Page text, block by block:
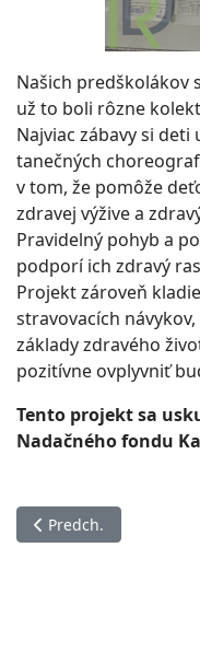
Našich predškolákov
už to boli rôzne
Najviac zábavy si
tanečných
v tom, že pomôže
zdravej výžive a
Pravidelný pohyb a
podporí ich zdravý
Projekt zároveň
stravovacích
základy zdravého
pozitívne ovplyvniť
Tento projekt sa
Nadačného fondu
Predchádzajúci
Predch.